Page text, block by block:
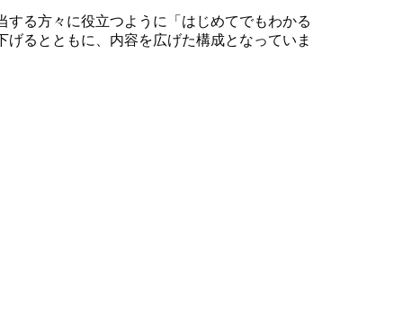
る方々に役立つように「はじめてでもわかる
るとともに、内容を広げた構成となっていま